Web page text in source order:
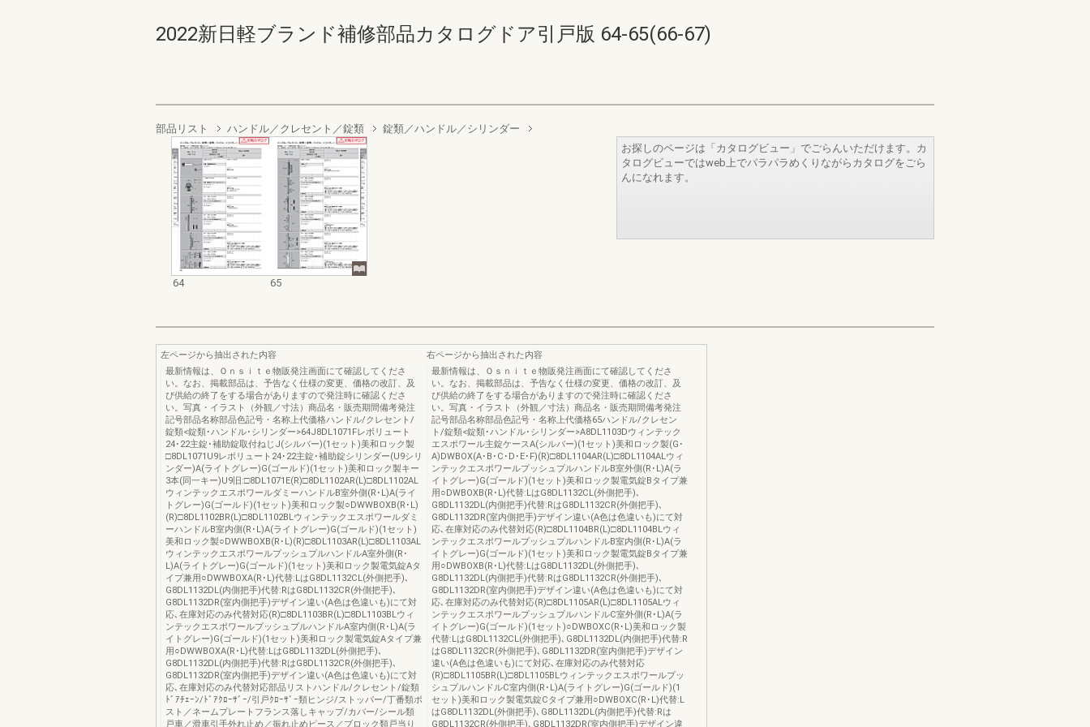
2022新日軽ブランド補修部品カタログドア引戸版 64-65(66-67)
部品リスト ハンドル／クレセント／錠類 錠類／ハンドル／シリンダー
64 65
お探しのページは「カタログビュー」でごらんいただけます。カ
タログビューではweb上でパラパラめくりながらカタログをごら
んになれます。
左ページから抽出された内容
最新情報は、Ｏｎｓｉｔｅ物販発注画面にて確認してくださ
い。なお、掲載部品は、予告なく仕様の変更、価格の改訂、及
び供給の終了をする場合がありますので発注時に確認くださ
い。写真・イラスト（外観／寸法）商品名・販売期間備考発注
記号部品名称部品色記号・名称上代価格ハンドル/クレセント/
錠類<錠類･ハンドル･シリンダー>64J8DL1071Fレボリュート
24･22主錠･補助錠取付ねじJ(シルバー)(1セット)美和ロック製
□8DL1071U9レボリュート24･22主錠･補助錠シリンダー(U9シリ
ンダー)A(ライトグレー)G(ゴールド)(1セット)美和ロック製キー
3本(同一キー)U9旧:□8DL1071E(R)□8DL1102AR(L)□8DL1102AL
ウィンテックエスポワールダミーハンドルB室外側(R･L)A(ライ
トグレー)G(ゴールド)(1セット)美和ロック製○DWWBOXB(R･L)
(R)□8DL1102BR(L)□8DL1102BLウィンテックエスポワールダミ
ーハンドルB室内側(R･L)A(ライトグレー)G(ゴールド)(1セット)
美和ロック製○DWWBOXB(R･L)(R)□8DL1103AR(L)□8DL1103AL
ウィンテックエスポワールプッシュプルハンドルA室外側(R･
L)A(ライトグレー)G(ゴールド)(1セット)美和ロック製電気錠Aタ
イプ兼用○DWWBOXA(R･L)代替:LはG8DL1132CL(外側把手)､
G8DL1132DL(内側把手)代替:RはG8DL1132CR(外側把手)､
G8DL1132DR(室内側把手)デザイン違い(A色は色違いも)にて対
応､在庫対応のみ代替対応(R)□8DL1103BR(L)□8DL1103BLウィ
ンテックエスポワールプッシュプルハンドルA室内側(R･L)A(ラ
イトグレー)G(ゴールド)(1セット)美和ロック製電気錠Aタイプ兼
用○DWWBOXA(R･L)代替:LはG8DL1132DL(外側把手)､
G8DL1132DL(内側把手)代替:RはG8DL1132CR(外側把手)､
G8DL1132DR(室内側把手)デザイン違い(A色は色違いも)にて対
応､在庫対応のみ代替対応部品リストハンドル/クレセント/錠類
ﾄﾞｱﾁｪｰﾝ/ﾄﾞｱｸﾛｰｻﾞｰ/引戸ｸﾛｰｻﾞｰ類ヒンジ/ストッパー/丁番類ポ
スト／ネームプレートフランス落しキャップ/カバー/シール類
戸車／滑車引手外れ止め／振れ止めピース／ブロック類戸当り
右ページから抽出された内容
最新情報は、Ｏｓｎｉｔｅ物販発注画面にて確認してくださ
い。なお、掲載部品は、予告なく仕様の変更、価格の改訂、及
び供給の終了をする場合がありますので発注時に確認くださ
い。写真・イラスト（外観／寸法）商品名・販売期間備考発注
記号部品名称部品色記号・名称上代価格65ハンドル/クレセン
ト/錠類<錠類･ハンドル･シリンダー>A8DL1103Dウィンテック
エスポワール主錠ケースA(シルバー)(1セット)美和ロック製(G･
A)DWBOX(A･B･C･D･E･F)(R)□8DL1104AR(L)□8DL1104ALウィ
ンテックエスポワールプッシュプルハンドルB室外側(R･L)A(ラ
イトグレー)G(ゴールド)(1セット)美和ロック製電気錠Bタイプ兼
用○DWBOXB(R･L)代替:LはG8DL1132CL(外側把手)､
G8DL1132DL(内側把手)代替:RはG8DL1132CR(外側把手)､
G8DL1132DR(室内側把手)デザイン違い(A色は色違いも)にて対
応､在庫対応のみ代替対応(R)□8DL1104BR(L)□8DL1104BLウィ
ンテックエスポワールプッシュプルハンドルB室内側(R･L)A(ラ
イトグレー)G(ゴールド)(1セット)美和ロック製電気錠Bタイプ兼
用○DWBOXB(R･L)代替:LはG8DL1132DL(外側把手)､
G8DL1132DL(内側把手)代替:RはG8DL1132CR(外側把手)､
G8DL1132DR(室内側把手)デザイン違い(A色は色違いも)にて対
応､在庫対応のみ代替対応(R)□8DL1105AR(L)□8DL1105ALウィ
ンテックエスポワールプッシュプルハンドルC室外側(R･L)A(ラ
イトグレー)G(ゴールド)(1セット)○DWBOXC(R･L)美和ロック製
代替:LはG8DL1132CL(外側把手)､G8DL1132DL(内側把手)代替:R
はG8DL1132CR(外側把手)､G8DL1132DR(室内側把手)デザイン
違い(A色は色違いも)にて対応､在庫対応のみ代替対応
(R)□8DL1105BR(L)□8DL1105BLウィンテックエスポワールプッ
シュプルハンドルC室内側(R･L)A(ライトグレー)G(ゴールド)(1
セット)美和ロック製電気錠Cタイプ兼用○DWBOXC(R･L)代替:L
はG8DL1132DL(外側把手)､G8DL1132DL(内側把手)代替:Rは
G8DL1132CR(外側把手)､G8DL1132DR(室内側把手)デザイン違